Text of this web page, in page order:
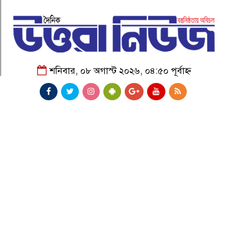
শনিবার, ০৮ অগাস্ট ২০২৬, ০৪:৫০ পূর্বাহ্ন